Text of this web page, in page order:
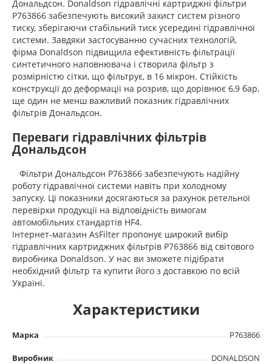
Дональдсон. Donaldson гідравлічні картриджні фільтри
P763866 забезпечують високий захист систем різного
тиску, зберігаючи стабільний тиск усередині гідравлічної
системи. Завдяки застосуванню сучасних технологій,
фірма Donaldson підвищила ефективність фільтрації
синтетичного наповнювача і створила фільтр з
розмірністю сітки, що фільтрує, в 16 мікрон. Стійкість
конструкції до деформації на розрив, що дорівнює 6,9 бар,
ще один не менш важливий показник гідравлічних
фільтрів Дональдсон.
Переваги гідравлічних фільтрів
Дональдсон
Фільтри Дональдсон P763866 забезпечують надійну
роботу гідравлічної системи навіть при холодному
запуску. Ці показники досягаються за рахунок ретельної
перевірки продукції на відповідність вимогам
автомобільних стандартів HF4.
Інтернет-магазин AsFilter пропонує широкий вибір
гідравлічних картриджних фільтрів P763866 від світового
виробника Donaldson. У нас ви зможете підібрати
необхідний фільтр та купити його з доставкою по всій
Україні.
Характеристики
Марка P763866
Виробник DONALDSON